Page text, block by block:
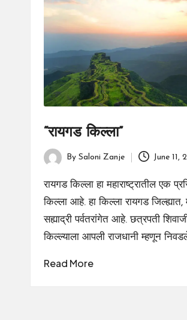
“रायगड किल्ला”
Posted
by
By Saloni Zanje June 11,
रायगड किल्ला हा महाराष्ट्रातील एक
किल्ला आहे. हा किल्ला रायगड जिल्ह्यात,
सह्याद्री पर्वतरांगेत आहे. छत्रपती
किल्ल्याला आपली राजधानी म्हणून
Read More